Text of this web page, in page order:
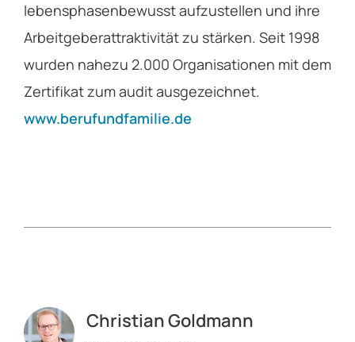
lebensphasenbewusst aufzustellen und ihre
Arbeitgeberattraktivität zu stärken. Seit 1998
wurden nahezu 2.000 Organisationen mit dem
Zertifikat zum audit ausgezeichnet.
www.berufundfamilie.de
Christian Goldmann